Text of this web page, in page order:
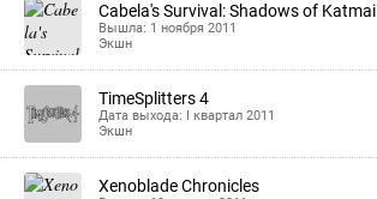
Cabela's Survival: Shadows of Katmai
Вышла: 1 ноября 2011
Экшн
TimeSplitters 4
Дата выхода: I квартал 2011
Экшн
Xenoblade Chronicles